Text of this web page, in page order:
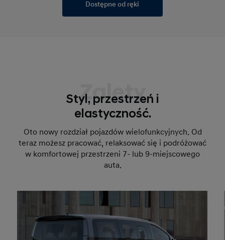
Dostępne od ręki
Zalety
Styl, przestrzeń i
elastyczność.
Oto nowy rozdział pojazdów wielofunkcyjnych. Od
teraz możesz pracować, relaksować się i podróżować
w komfortowej przestrzeni 7- lub 9-miejscowego
auta.